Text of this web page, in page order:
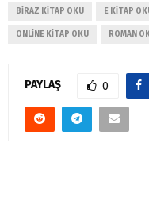
BIRAZ KITAP OKU E KITAP
ONLINE KITAP OKU ROMAN
PAYLAŞ 0